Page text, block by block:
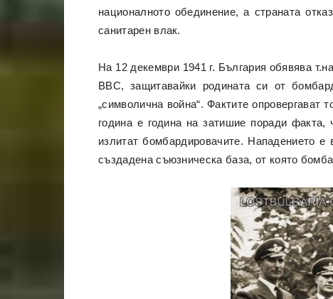
националното обединение, а страната
санитарен влак.
На 12 декември 1941 г. България обявява
ВВС, защитавайки родината си от
„символична война“. Фактите
година е година на затишие поради
излитат бомбардировачите. Нападението
създадена съюзническа база, от която